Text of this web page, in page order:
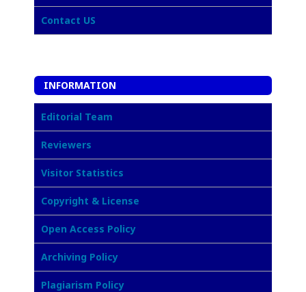
Contact US
INFORMATION
Editorial Team
Reviewers
Visitor Statistics
Copyright & License
Open Access Policy
Archiving Policy
Plagiarism Policy